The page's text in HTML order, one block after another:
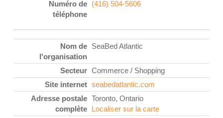
(416) 504-5606
SeaBed Atlantic
Commerce / Shopping
seabedatlantic.com
Toronto, Ontario
Localiser sur la carte